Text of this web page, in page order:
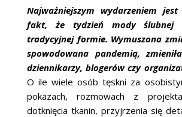
Najważniejszym wydarzeniem
fakt, że tydzień mody ślubnej
tradycyjnej formie. Wymuszona
spowodowana pandemią,
dziennikarzy, blogerów czy
O ile wiele osób tęskni za
pokazach, rozmowach z
dotknięcia tkanin, przyjrzenia się